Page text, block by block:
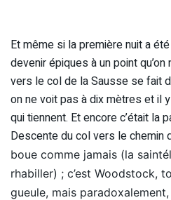
Et même si la première nuit a
devenir épiques à un point qu’on
vers le col de la Sausse se fait
on ne voit pas à dix mètres et il
qui tiennent. Et encore c’était la
Descente du col vers le chemin
boue comme jamais (la
rhabiller) ; c’est Woodstock,
gueule, mais